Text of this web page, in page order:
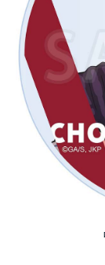
薬屋のひと
名探偵コナン
アニメ『僕
ハイキュー!!
『無職転生
『ふつつか